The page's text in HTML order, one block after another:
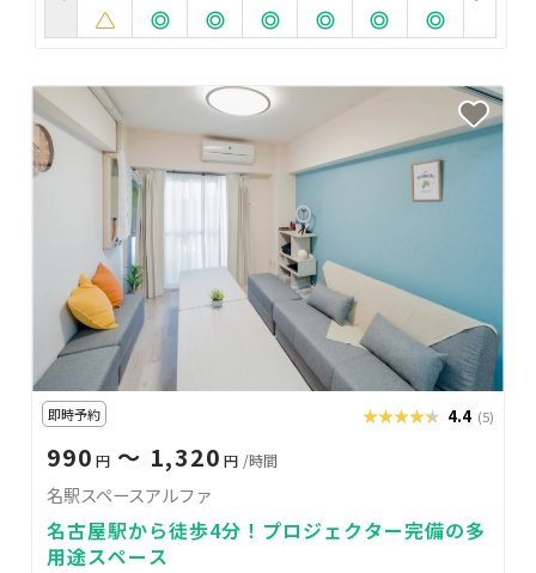
即時予約 ★★★★★
★★★★★ 4.4 (5)
990 円 〜 1,320 円 /時間
名駅スペースアルファ
名古屋駅から徒歩4分！プロジェクター完備の多
用途スペース